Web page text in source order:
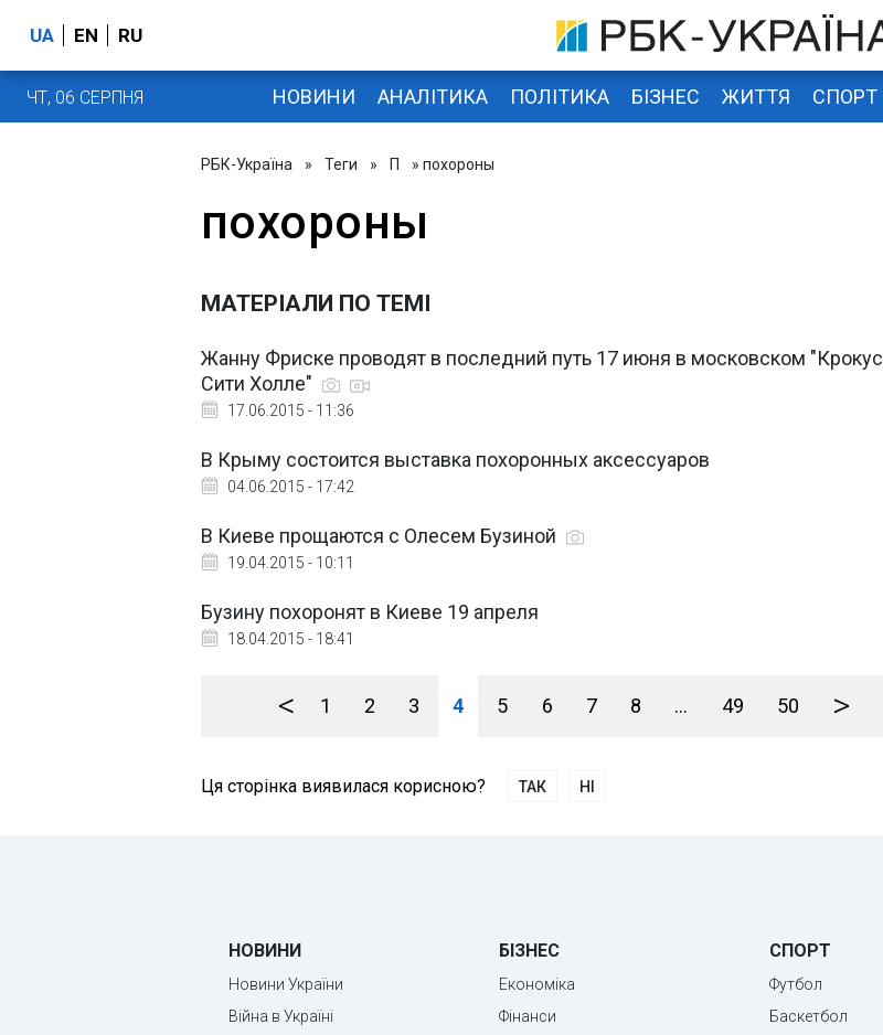
UA EN RU
ЧТ, 06 СЕРПНЯ НОВИНИ АНАЛІТИКА ПОЛІТИКА БІЗНЕС ЖИТТЯ СПОРТ
РБК-Україна » Теги » П » похороны
похороны
МАТЕРІАЛИ ПО ТЕМІ
Жанну Фриске проводят в последний путь 17 июня в московском "Крокус
Сити Холле"
17.06.2015 - 11:36
В Крыму состоится выставка похоронных аксессуаров
04.06.2015 - 17:42
В Киеве прощаются с Олесем Бузиной
19.04.2015 - 10:11
Бузину похоронят в Киеве 19 апреля
18.04.2015 - 18:41
< 1 2 3 4 5 6 7 8 ... 49 50 >
Ця сторінка виявилася корисною? ТАК НІ
НОВИНИ
Новини України
Війна в Україні
БІЗНЕС
Економіка
Фінанси
СПОРТ
Футбол
Баскетбол